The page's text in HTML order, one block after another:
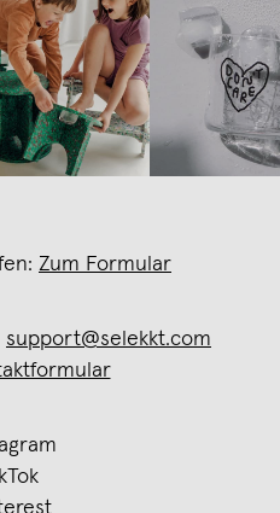
Zum Formular
support@selekkt.com